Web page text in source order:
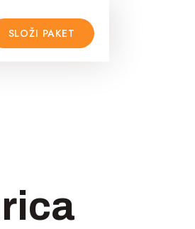
SLOŽI PAKET